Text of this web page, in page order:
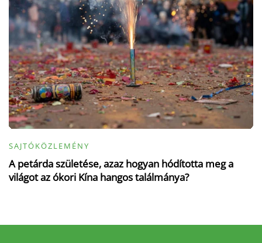
SAJTÓKÖZLEMÉNY
A petárda születése, azaz hogyan hódította meg a
világot az ókori Kína hangos találmánya?